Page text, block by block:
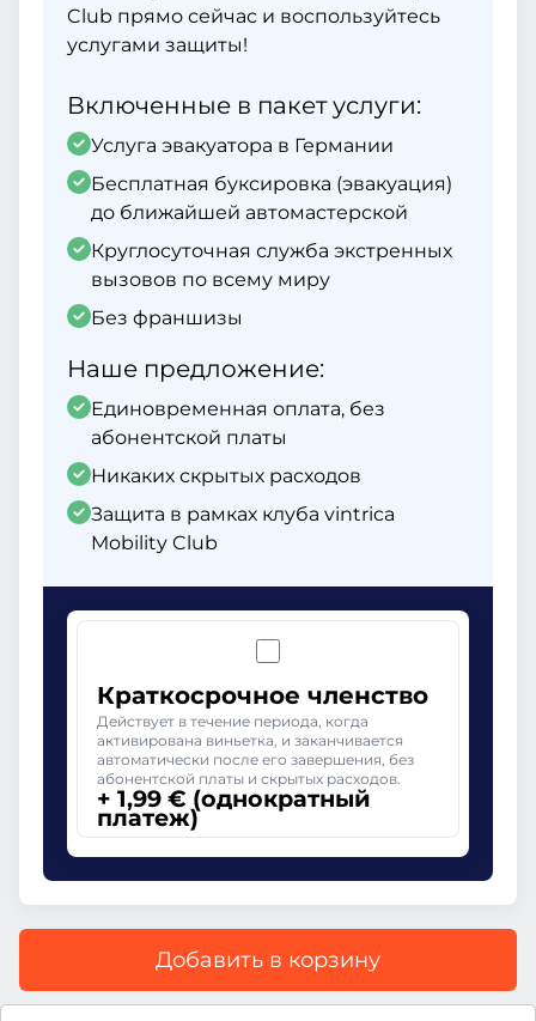
Club прямо сейчас и воспользуйтесь
услугами защиты!
Включенные в пакет услуги:
Услуга эвакуатора в Германии
Бесплатная буксировка (эвакуация)
до ближайшей автомастерской
Круглосуточная служба экстренных
вызовов по всему миру
Без франшизы
Наше предложение:
Единовременная оплата, без
абонентской платы
Никаких скрытых расходов
Защита в рамках клуба vintrica
Mobility Club
Краткосрочное членство
Действует в течение периода, когда
активирована виньетка, и заканчивается
автоматически после его завершения, без
абонентской платы и скрытых расходов.
+ 1,99 € (однократный
платеж)
Добавить в корзину